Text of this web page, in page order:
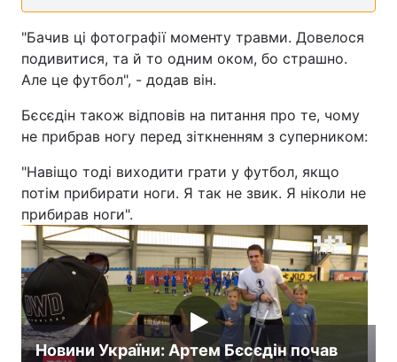
Відео з Youtube
Інтерв'ю Думки
Архів
Контакти
Послуги
"Бачив ці фотографії моменту травми. Довелося
подивитися, та й то одним оком, бо страшно.
Але це футбол", - додав він.
Бєсєдін також відповів на питання про те, чому
не прибрав ногу перед зіткненням з суперником:
"Навіщо тоді виходити грати у футбол, якщо
потім прибирати ноги. Я так не звик. Я ніколи не
прибирав ноги".
Новини України: Артем Бєсєдін почав